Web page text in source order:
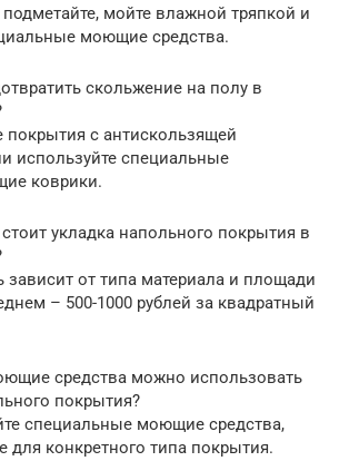
подметайте, мойте влажной тряпкой и
моющие средства.
скольжение на полу в
покрытия с антискользящей
используйте специальные
коврики.
укладка напольного покрытия в
зависит от типа материала и площади
– 500-1000 рублей за квадратный
средства можно использовать
покрытия?
специальные моющие средства,
для конкретного типа покрытия.